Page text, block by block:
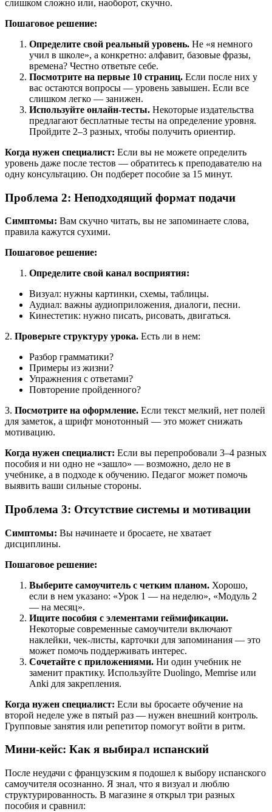
слишком сложно или, наоборот, скучно.
Пошаговое решение:
Определите свой реальный уровень. Не «я немного
учил в школе», а конкретно: алфавит, базовые фразы,
времена? Честно ответьте себе.
Посмотрите на первые 10 страниц. Если после них у
вас остаются вопросы — уровень завышен. Если все
слишком легко — занижен.
Используйте онлайн-тесты. Некоторые издательства
предлагают бесплатные тесты на определение уровня.
Пройдите 2–3 разных, чтобы получить ориентир.
Когда нужен специалист: Если вы не можете определить
уровень даже после тестов — обратитесь к преподавателю на
одну консультацию. Он подберет пособие за 15 минут.
Проблема 2: Неподходящий формат подачи
Симптомы: Вам скучно читать, вы не запоминаете слова,
правила кажутся сухими.
Пошаговое решение:
Определите свой канал восприятия:
Визуал: нужны картинки, схемы, таблицы.
Аудиал: важны аудиоприложения, диалоги, песни.
Кинестетик: нужно писать, рисовать, двигаться.
2. Проверьте структуру урока. Есть ли в нем:
Разбор грамматики?
Примеры из жизни?
Упражнения с ответами?
Повторение пройденного?
3. Посмотрите на оформление. Если текст мелкий, нет полей
для заметок, а шрифт монотонный — это может снижать
мотивацию.
Когда нужен специалист: Если вы перепробовали 3–4 разных
пособия и ни одно не «зашло» — возможно, дело не в
учебнике, а в подходе к обучению. Педагог может помочь
выявить ваши сильные стороны.
Проблема 3: Отсутствие системы и мотивации
Симптомы: Вы начинаете и бросаете, не хватает
дисциплины.
Пошаговое решение:
Выберите самоучитель с четким планом. Хорошо,
если в нем указано: «Урок 1 — на неделю», «Модуль 2
— на месяц».
Ищите пособия с элементами геймификации.
Некоторые современные самоучители включают
наклейки, чек-листы, карточки для запоминания — это
может помочь поддерживать интерес.
Сочетайте с приложениями. Ни один учебник не
заменит практику. Используйте Duolingo, Memrise или
Anki для закрепления.
Когда нужен специалист: Если вы бросаете обучение на
второй неделе уже в пятый раз — нужен внешний контроль.
Групповые занятия или репетитор помогут войти в ритм.
Мини-кейс: Как я выбирал испанский
После неудачи с французским я подошел к выбору испанского
самоучителя осознанно. Я знал, что я визуал и люблю
структурированность. В магазине я открыл три разных
пособия и сравнил: